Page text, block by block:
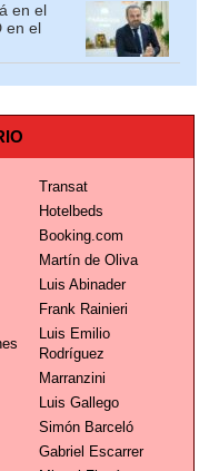
en el
en el
Transat
Hotelbeds
Booking.com
Martín de Oliva
Luis Abinader
Frank Rainieri
Luis Emilio
Rodríguez
Marranzini
Luis Gallego
Simón Barceló
Gabriel Escarrer